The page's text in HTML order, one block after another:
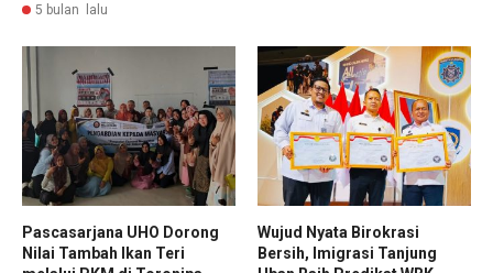
5 bulan lalu
Pascasarjana UHO Dorong
Nilai Tambah Ikan Teri
Wujud Nyata Birokrasi
Bersih, Imigrasi Tanjung